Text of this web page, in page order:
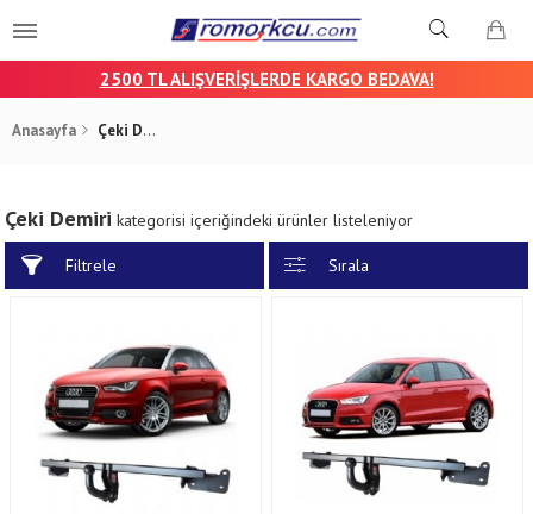
2500 TL ALIŞVERİŞLERDE KARGO BEDAVA!
Anasayfa Çeki Demiri
Çeki Demiri kategorisi içeriğindeki ürünler listeleniyor
Filtrele Sırala